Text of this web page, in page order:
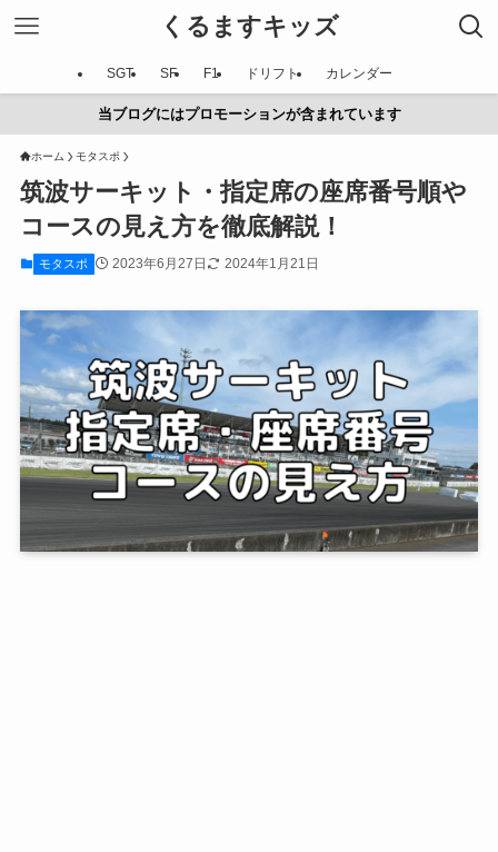
くるますキッズ
SGT SF F1 ドリフト カレンダー
当ブログにはプロモーションが含まれています
ホーム モタスポ
筑波サーキット・指定席の座席番号順や
コースの見え方を徹底解説！
モタスポ 2023年6月27日 2024年1月21日